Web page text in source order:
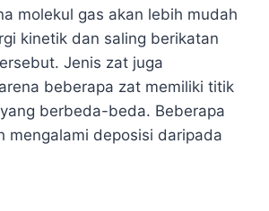
molekul gas akan lebih mudah
kinetik dan saling berikatan
Jenis zat juga
beberapa zat memiliki titik
berbeda-beda. Beberapa
mengalami deposisi daripada